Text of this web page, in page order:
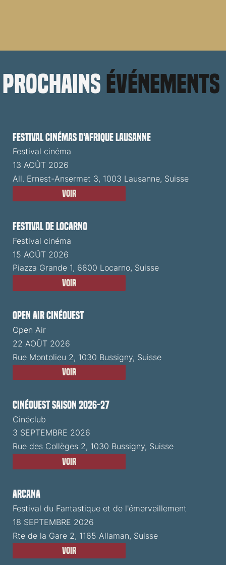
prochains événements
Festival cinémas d'Afrique Lausanne
Festival cinéma
13 AOÛT 2026
All. Ernest-Ansermet 3, 1003 Lausanne, Suisse
Voir
Festival de Locarno
Festival cinéma
15 AOÛT 2026
Piazza Grande 1, 6600 Locarno, Suisse
Voir
Open Air CinéOuest
Open Air
22 AOÛT 2026
Rue Montolieu 2, 1030 Bussigny, Suisse
Voir
CinéOuest Saison 2026-27
Cinéclub
3 SEPTEMBRE 2026
Rue des Collèges 2, 1030 Bussigny, Suisse
Voir
ARCANA
Festival du Fantastique et de l'émerveillement
18 SEPTEMBRE 2026
Rte de la Gare 2, 1165 Allaman, Suisse
Voir